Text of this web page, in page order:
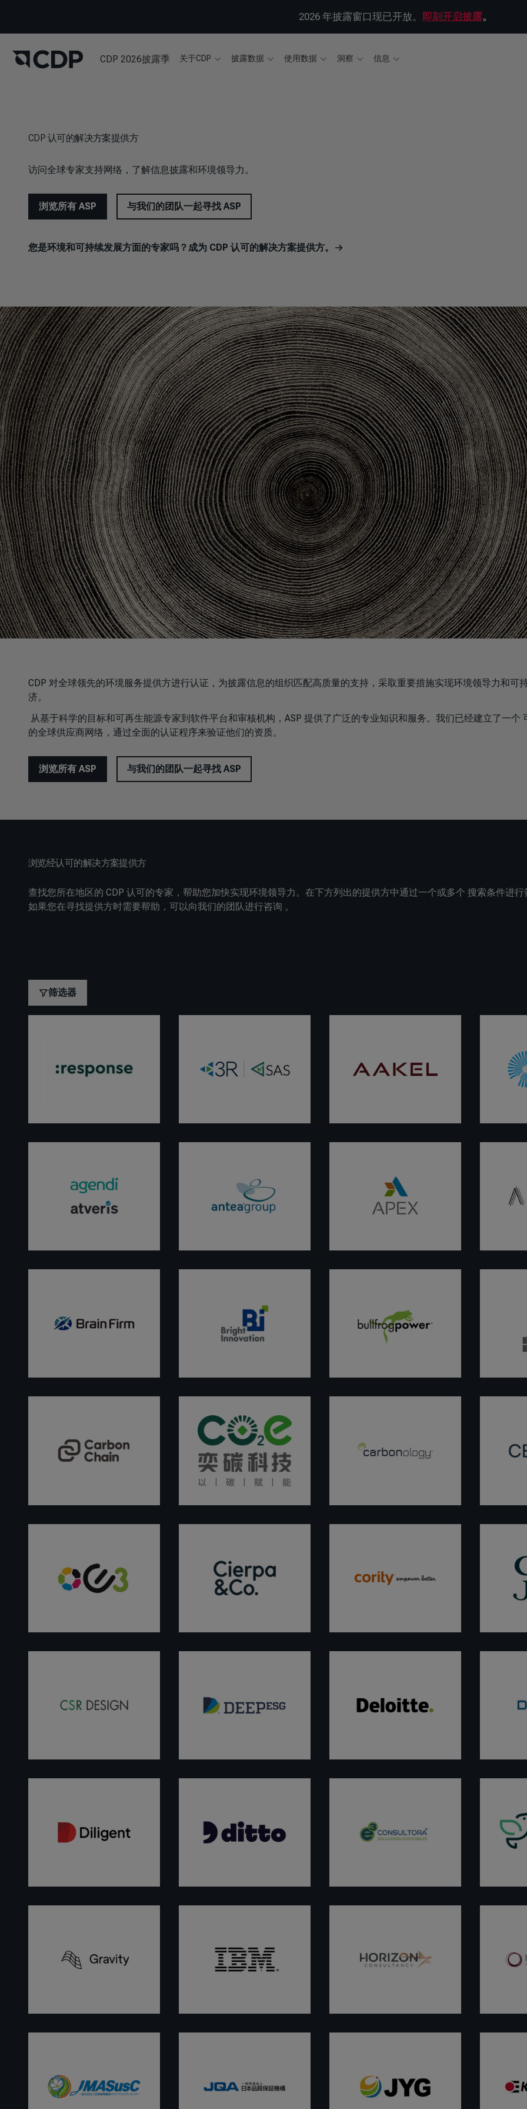
2026 年披露窗口现已开放。 即刻开启披露。
CDP 2026披露季 关于CDP 披露数据 使用数据 洞察 信息
CDP 认可的解决方案提供方
访问全球专家支持网络，了解信息披露和环境领导力。
浏览所有 ASP 与我们的团队一起寻找 ASP
您是环境和可持续发展方面的专家吗？成为 CDP 认可的解决方案提供方。
CDP 对全球领先的环境服务提供方进行认证，为披露信息的组织匹配高质量的支持，采取重要措施实现环境领导力和可
济。
从基于科学的目标和可再生能源专家到软件平台和审核机构，ASP 提供了广泛的专业知识和服务。我们已经建立了一个
的全球供应商网络，通过全面的认证程序来验证他们的资质。
浏览所有 ASP 与我们的团队一起寻找 ASP
浏览经认可的解决方案提供方
查找您所在地区的 CDP 认可的专家，帮助您加快实现环境领导力。在下方列出的提供方中通过一个或多个 搜索条件进行
如果您在寻找提供方时需要帮助，可以向我们的团队进行咨询 。
筛选器